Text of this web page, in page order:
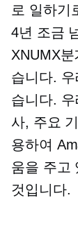
로 일하기
4년 조금
XNUMX
습니다.
습니다. 우
사, 주요
용하여
움을 주고
것입니다.